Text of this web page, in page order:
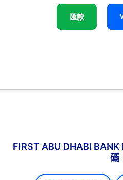
匯款
FIRST ABU DHABI BANK
碼